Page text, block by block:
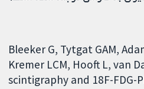
Bleeker G, Tytgat GAM,
Kremer LCM, Hooft L, van
scintigraphy and 18F-FDG-